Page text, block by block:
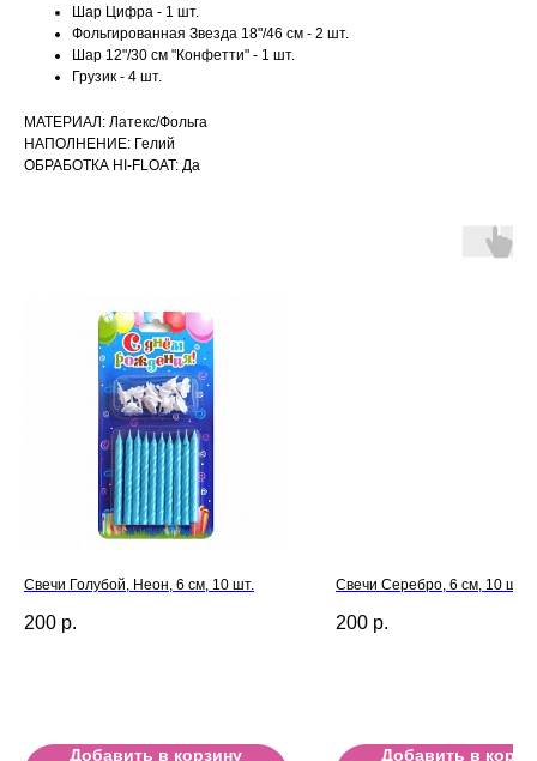
Шар Цифра - 1 шт.
Фольгированная Звезда 18"/46 см - 2 шт.
Шар 12"/30 см "Конфетти" - 1 шт.
Грузик - 4 шт.
МАТЕРИАЛ: Латекс/Фольга
НАПОЛНЕНИЕ: Гелий
ОБРАБОТКА HI-FLOAT: Да
Свечи Голубой, Неон, 6 см, 10 шт.
200 р.
Добавить в корзину
Свечи Серебро, 6 см, 10 шт.
200 р.
Добавить в